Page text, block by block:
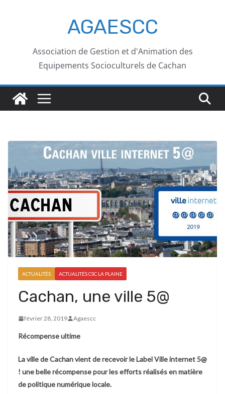
AGAESCC
Association de Gestion et d'Animation des
Equipements Socioculturels de Cachan
ACTUALITÉS ACTUALITÉS CSC LA PLAINE
Cachan, une ville 5@
février 28, 2019 Agaescc
Récompense ultime
La ville de Cachan vient de recevoir le Label Ville internet 5@
! une belle récompense pour les efforts réalisés en matière
de politique numérique locale.